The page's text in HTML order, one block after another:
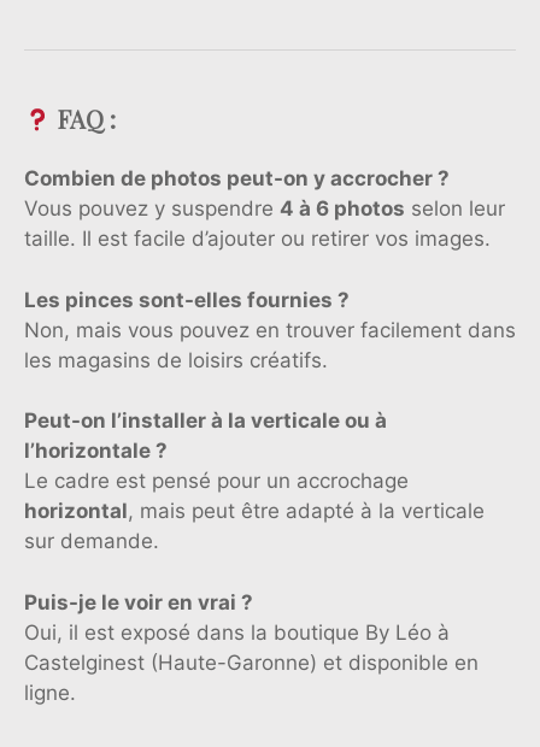
FAQ :
Combien de photos peut-on y accrocher ?
Vous pouvez y suspendre 4 à 6 photos selon leur
taille. Il est facile d’ajouter ou retirer vos images.
Les pinces sont-elles fournies ?
Non, mais vous pouvez en trouver facilement dans
les magasins de loisirs créatifs.
Peut-on l’installer à la verticale ou à
l’horizontale ?
Le cadre est pensé pour un accrochage
horizontal, mais peut être adapté à la verticale
sur demande.
Puis-je le voir en vrai ?
Oui, il est exposé dans la boutique By Léo à
Castelginest (Haute-Garonne) et disponible en
ligne.